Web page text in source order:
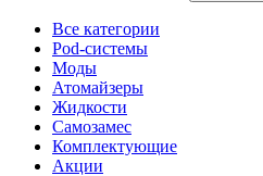
Все категории
Pod-системы
Моды
Атомайзеры
Жидкости
Самозамес
Комплектующие
Акции